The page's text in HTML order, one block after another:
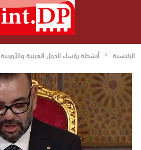
الرئيسية أنشطة رؤساء الدول العربية والأوربية